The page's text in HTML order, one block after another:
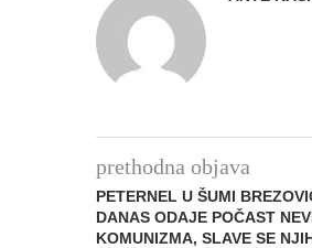
prethodna objava
PETERNEL U ŠUMI
DANAS ODAJE POČAST
KOMUNIZMA, SLAVE SE